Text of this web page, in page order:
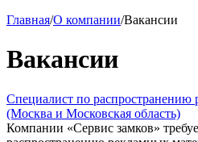
Главная/О компании/Вакансии
Вакансии
Специалист по распространению
(Москва и Московская область)
Компании «Сервис замков»